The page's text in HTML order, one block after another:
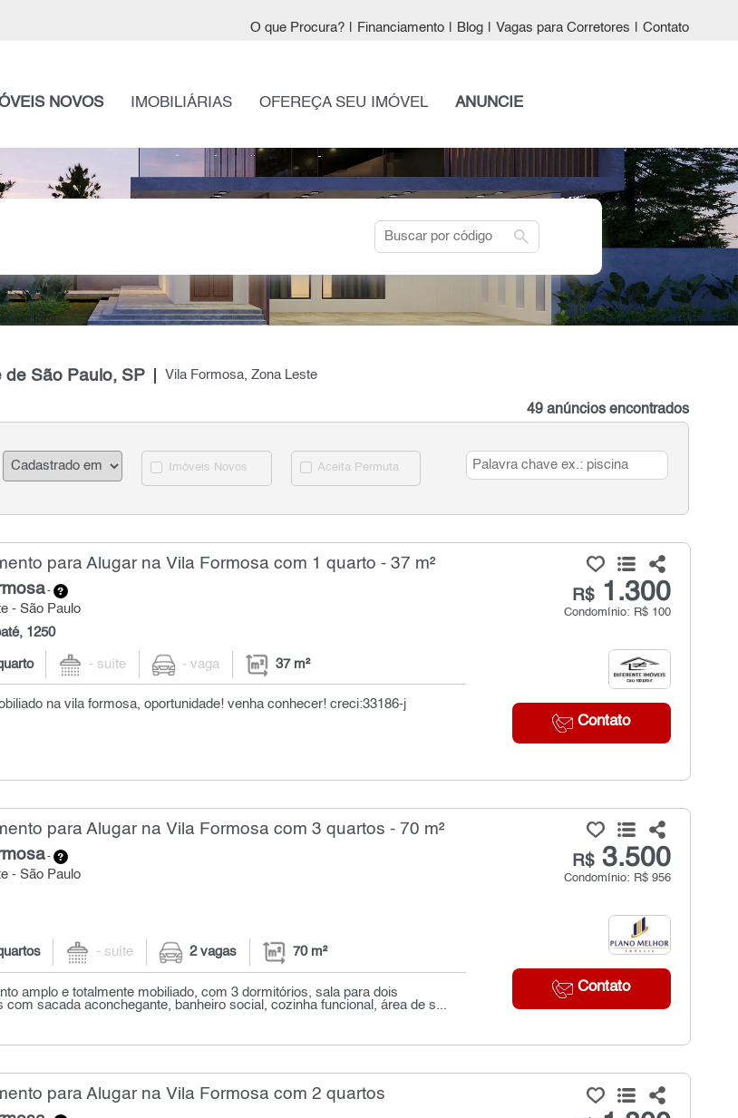
O que Procura? Financiamento Blog Vagas para Corretores Contato
NOVOS IMOBILIÁRIAS OFEREÇA SEU IMÓVEL ANUNCIE
search
de São Paulo, SP Vila Formosa, Zona Leste
49 anúncios encontrados
Imóveis Novos Aceita Permuta
para Alugar na Vila Formosa com 1 quarto - 37 m²
-
- São Paulo
1250
R$1.300
Condomínio: R$ 100
Contato
- suíte - vaga 37 m²
na vila formosa, oportunidade! venha conhecer! creci:33186-j
para Alugar na Vila Formosa com 3 quartos - 70 m²
-
- São Paulo
R$3.500
Condomínio: R$ 956
Contato
- suíte 2 vagas 70 m²
amplo e totalmente mobiliado, com 3 dormitórios, sala para dois
com sacada aconchegante, banheiro social, cozinha funcional, área de s...
para Alugar na Vila Formosa com 2 quartos